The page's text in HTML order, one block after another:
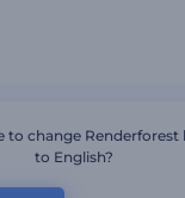
to change Renderforest
to English?